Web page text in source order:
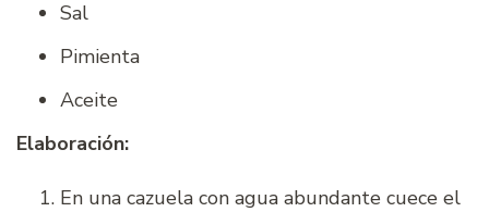
Sal
Pimienta
Aceite
Elaboración:
En una cazuela con agua abundante cuece el